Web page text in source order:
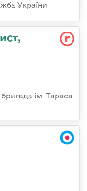
України
ім. Тараса